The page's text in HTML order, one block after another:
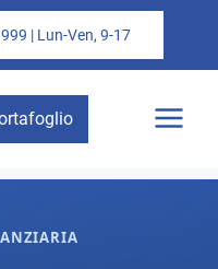
| Lun-Ven, 9-17